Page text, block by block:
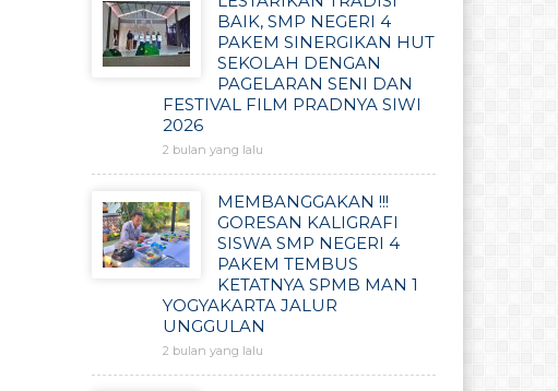
BAIK, SMP NEGERI 4
PAKEM SINERGIKAN HUT
SEKOLAH DENGAN
PAGELARAN SENI DAN
FESTIVAL FILM PRADNYA SIWI
2026
2 bulan yang lalu
MEMBANGGAKAN !!!
GORESAN KALIGRAFI
SISWA SMP NEGERI 4
PAKEM TEMBUS
KETATNYA SPMB MAN 1
YOGYAKARTA JALUR
UNGGULAN
2 bulan yang lalu